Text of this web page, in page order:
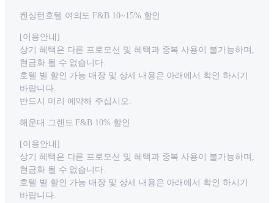
켄싱턴호텔 여의도 F&B 10~15% 할인
[이용안내]
상기 혜택은 다른 프로모션 및 혜택과 중복 사용이 불가능하며,
현금화 될 수 없습니다.
호텔 별 할인 가능 매장 및 상세 내용은 아래에서 확인 하시기
바랍니다.
반드시 미리 예약해 주십시오.
해운대 그랜드 F&B 10% 할인
[이용안내]
상기 혜택은 다른 프로모션 및 혜택과 중복 사용이 불가능하며,
현금화 될 수 없습니다.
호텔 별 할인 가능 매장 및 상세 내용은 아래에서 확인 하시기
바랍니다.